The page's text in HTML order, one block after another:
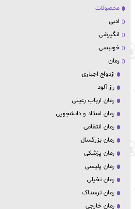
محصولات
ادبی
انگیزشی
خونبسی
رمان
ازدواج اجباری
راز آلود
رمان ارباب رعیتی
رمان استاد و دانشجویی
رمان انتقامی
رمان بزرگسال
رمان پزشکی
رمان پلیسی
رمان تخیلی
رمان ترسناک
رمان خارجی